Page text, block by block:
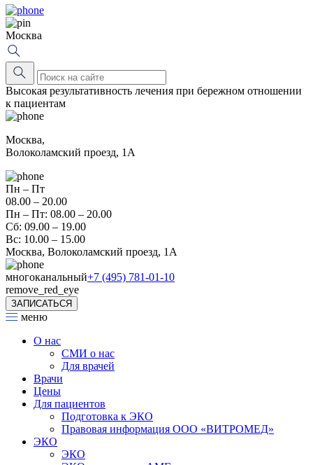
Москва
Высокая результативность лечения при бережном отношении
к пациентам
Москва,
Волоколамский проезд, 1А
Пн – Пт
08.00 – 20.00
Пн – Пт: 08.00 – 20.00
Сб: 09.00 – 19.00
Вс: 10.00 – 15.00
Москва, Волоколамский проезд, 1А
многоканальный+7 (495) 781-01-10
remove_red_eye
ЗАПИСАТЬСЯ
меню
О нас
СМИ о нас
Для врачей
Врачи
Цены
Для пациентов
Подготовка к ЭКО
Правовая информация ООО «ВИТРОМЕД»
ЭКО
ЭКО